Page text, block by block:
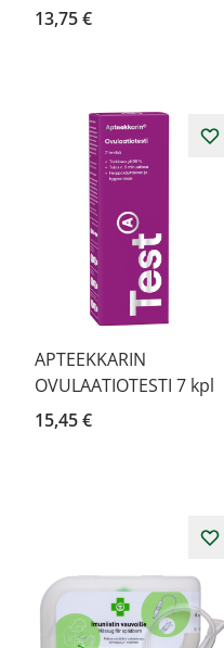
13,75 €
APTEEKKARIN
OVULAATIOTESTI 7 kpl
15,45 €